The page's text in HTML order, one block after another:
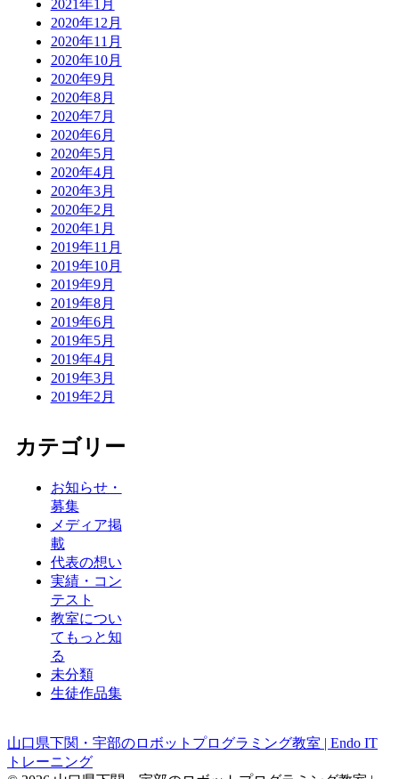
2021年1月
2020年12月
2020年11月
2020年10月
2020年9月
2020年8月
2020年7月
2020年6月
2020年5月
2020年4月
2020年3月
2020年2月
2020年1月
2019年11月
2019年10月
2019年9月
2019年8月
2019年6月
2019年5月
2019年4月
2019年3月
2019年2月
カテゴリー
お知らせ・
募集
メディア掲
載
代表の想い
実績・コン
テスト
教室につい
てもっと知
る
未分類
生徒作品集
山口県下関・宇部のロボットプログラミング教室 | Endo IT
トレーニング